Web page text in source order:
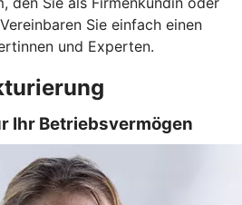
Sie einfach einen
und Experten.
Ihr Betriebsvermögen